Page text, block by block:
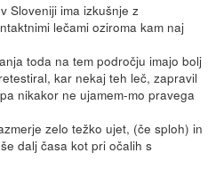
Sloveniji ima izkušnje z
lečami oziroma kam naj
toda na tem področju imajo bolj
kar nekaj teh leč, zapravil
nikakor ne ujamem-mo pravega
zelo težko ujet, (če sploh) in
dalj časa kot pri očalih s